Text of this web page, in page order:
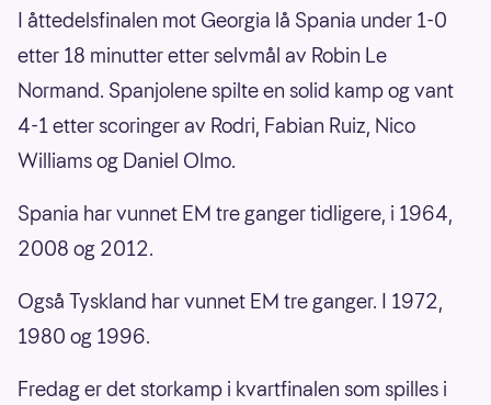
I åttedelsfinalen mot Georgia lå Spania under 1-0
etter 18 minutter etter selvmål av Robin Le
Normand. Spanjolene spilte en solid kamp og vant
4-1 etter scoringer av Rodri, Fabian Ruiz, Nico
Williams og Daniel Olmo.
Spania har vunnet EM tre ganger tidligere, i 1964,
2008 og 2012.
Også Tyskland har vunnet EM tre ganger. I 1972,
1980 og 1996.
Fredag er det storkamp i kvartfinalen som spilles i